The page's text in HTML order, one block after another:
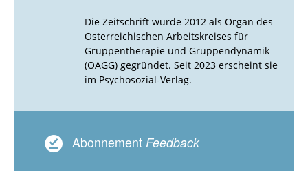
Die Zeitschrift wurde 2012 als Organ des
Österreichischen Arbeitskreises für
Gruppentherapie und Gruppendynamik
(ÖAGG) gegründet. Seit 2023 erscheint sie
im Psychosozial-Verlag.
Abonnement Feedback